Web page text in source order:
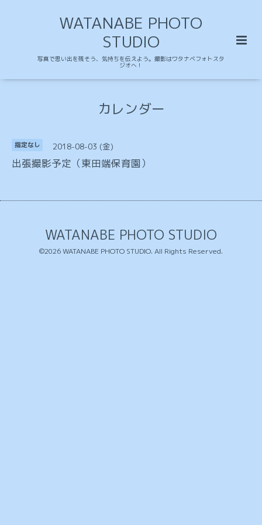
WATANABE PHOTO
STUDIO
写真で思い出を残そう、気持ちを伝えよう。撮影はワタナベフォトスタ
ジオへ！
カレンダー
指定なし 2018-08-03 (金)
出張撮影予定（東田端保育園）
WATANABE PHOTO STUDIO
©2026WATANABE PHOTO STUDIO. All Rights Reserved.